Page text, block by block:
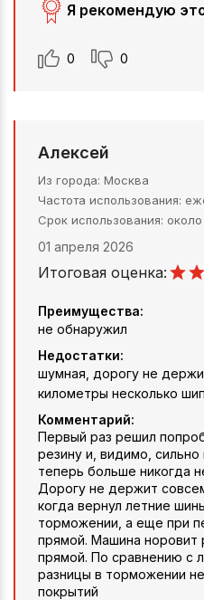
Я рекомендую
0 0
Алексей
Из города Москва
Частота использования
Срок использования
01 апреля 2026
Итоговая оценка:
Преимущества:
не обнаружил
Недостатки:
шумная, дорогу не
километры несколько
Комментарий:
Первый раз решил
резину и, видимо,
теперь больше никогда
Дорогу не держит
когда вернул летние
торможении, а еще при
прямой. Машина норовит
прямой. По сравнению с
разницы в торможении
покрытий